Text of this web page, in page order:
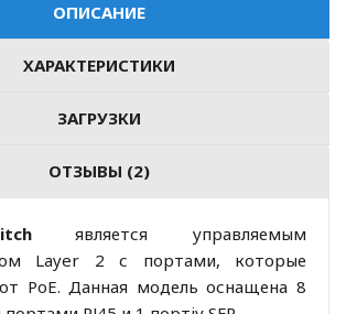
ОПИСАНИЕ
ХАРАКТЕРИСТИКИ
ЗАГРУЗКИ
ОТЗЫВЫ (2)
является управляемым
Layer 2 с портами, которые
PoE. Данная модель оснащена 8